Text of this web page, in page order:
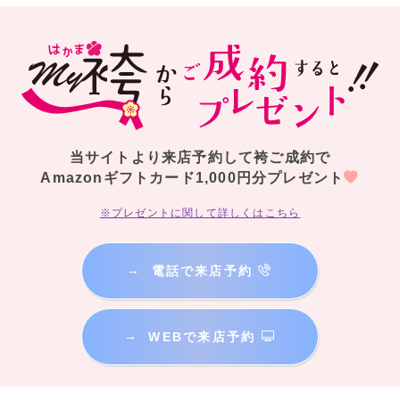
当サイトより来店予約して袴ご成約で
Amazonギフトカード1,000円分プレゼント
※プレゼントに関して詳しくはこちら
→ 電話で来店予約
→ WEBで来店予約